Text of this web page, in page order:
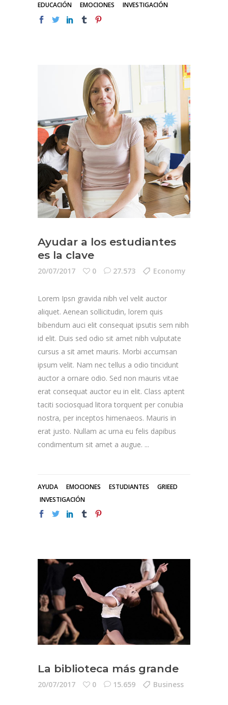
EDUCACIÓN EMOCIONES INVESTIGACIÓN
Ayudar a los estudiantes
es la clave
20/07/2017 0 27.573 Economy
Lorem Ipsn gravida nibh vel velit auctor
aliquet. Aenean sollicitudin, lorem quis
bibendum auci elit consequat ipsutis sem nibh
id elit. Duis sed odio sit amet nibh vulputate
cursus a sit amet mauris. Morbi accumsan
ipsum velit. Nam nec tellus a odio tincidunt
auctor a ornare odio. Sed non mauris vitae
erat consequat auctor eu in elit. Class aptent
taciti sociosquad litora torquent per conubia
nostra, per inceptos himenaeos. Mauris in
erat justo. Nullam ac urna eu felis dapibus
condimentum sit amet a augue.
AYUDA EMOCIONES ESTUDIANTES
GRIEED
INVESTIGACIÓN
La biblioteca más grande
20/07/2017 0 15.659 Business